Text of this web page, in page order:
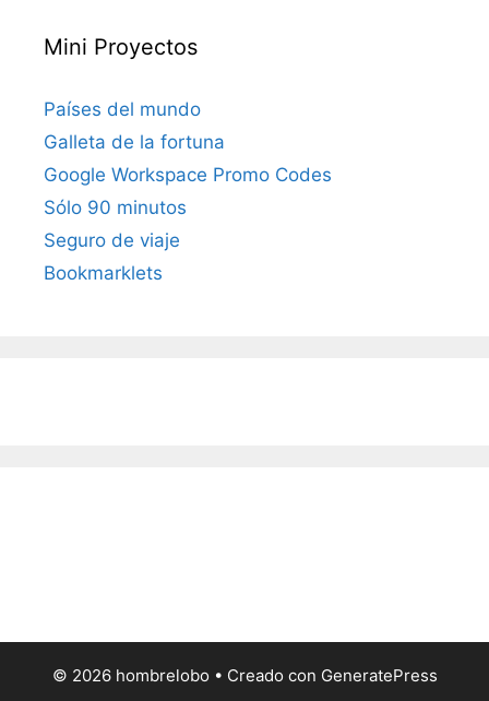
Mini Proyectos
Países del mundo
Galleta de la fortuna
Google Workspace Promo Codes
Sólo 90 minutos
Seguro de viaje
Bookmarklets
© 2026 hombrelobo • Creado con GeneratePress